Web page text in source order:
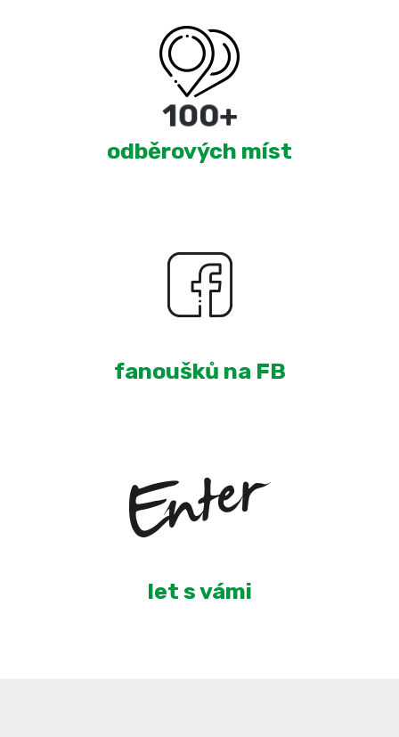
180+
odběrových míst
fanoušků na FB
let s vámi